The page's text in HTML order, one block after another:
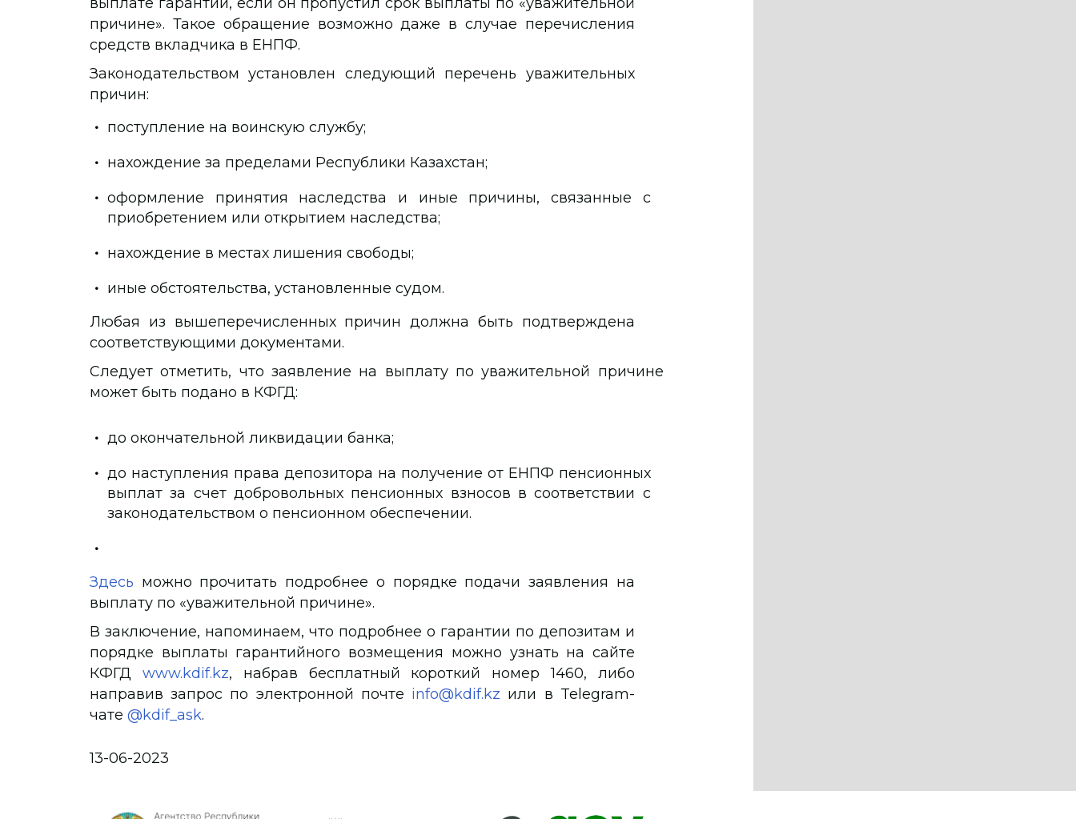
причине». Такое обращение возможно даже в случае перечисления
средств вкладчика в ЕНПФ.
Законодательством установлен следующий перечень уважительных
причин:
поступление на воинскую службу;
нахождение за пределами Республики Казахстан;
оформление принятия наследства и иные причины, связанные с
приобретением или открытием наследства;
нахождение в местах лишения свободы;
иные обстоятельства, установленные судом.
Любая из вышеперечисленных причин должна быть подтверждена
соответствующими документами.
Следует отметить, что заявление на выплату по уважительной причине
может быть подано в КФГД:
до окончательной ликвидации банка;
до наступления права депозитора на получение от ЕНПФ пенсионных
выплат за счет добровольных пенсионных взносов в соответствии с
законодательством о пенсионном обеспечении.
Здесь можно прочитать подробнее о порядке подачи заявления на
выплату по «уважительной причине».
В заключение, напоминаем, что подробнее о гарантии по депозитам и
порядке выплаты гарантийного возмещения можно узнать на сайте
КФГД www.kdif.kz, набрав бесплатный короткий номер 1460, либо
направив запрос по электронной почте info@kdif.kz или в Telegram-
чате @kdif_ask.
13-06-2023